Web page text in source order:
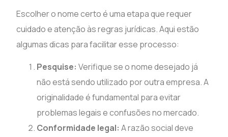
Escolher o nome certo é uma etapa que requer
cuidado e atenção às regras jurídicas. Aqui estão
algumas dicas para facilitar esse processo:
Pesquise: Verifique se o nome desejado já
não está sendo utilizado por outra empresa. A
originalidade é fundamental para evitar
problemas legais e confusões no mercado.
Conformidade legal:A razão social deve